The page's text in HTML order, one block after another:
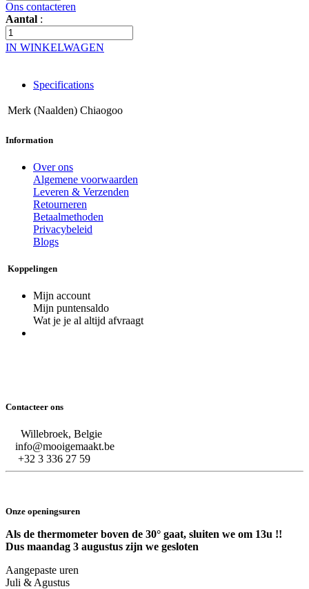
Ons contacteren
Aantal :
IN WINKELWAGEN
Specifications
Merk (Naalden) Chiaogoo
Information
Over ons
Algemene voorwaarden
Leveren & Verzenden
Retourneren
Betaalmethoden
Privacybeleid
Blogs
Koppelingen
Mijn account
Mijn puntensaldo
Wat je je al altijd afvraagt
Contacteer ons
Willebroek, Belgie
info@mooigemaakt.be
+32 3 336 27 59
Onze openingsuren
Als de thermometer boven de 30° gaat, sluiten we om 13u !!
Dus maandag 3 augustus zijn we gesloten
Aangepaste uren
Juli & Agustus